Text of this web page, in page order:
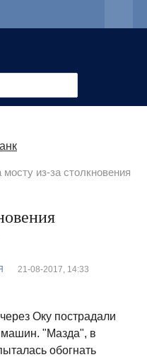
мосту из-за столкновения
21-08-2017, 14:33
Оку пострадали
машин. "Мазда", в
обогнать